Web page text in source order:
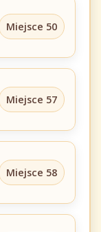
Miejsce 50
Miejsce 57
Miejsce 58